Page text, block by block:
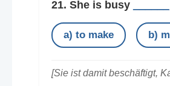
21. She is busy
a) to make b)
[Sie ist damit beschäftigt,